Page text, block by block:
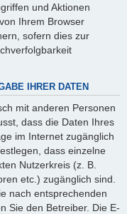
und Aktionen
Ihrem Browser
sofern dies zur
IHRER DATEN
mit anderen Personen
dass die Daten Ihres
im Internet zugänglich
dass einzelne
Nutzerkreis (z. B.
etc.) zugänglich sind.
nach entsprechenden
Sie den Betreiber. Die E-